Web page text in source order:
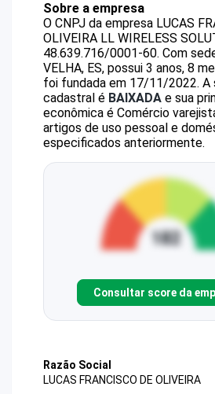
Sobre a empresa
O CNPJ da empresa LUCAS
OLIVEIRA LL WIRELESS
48.639.716/0001-60. Com
VELHA, ES, possui 3 anos, 8
foi fundada em 17/11/2022. A
cadastral é BAIXADA e sua
econômica é Comércio
artigos de uso pessoal e
especificados anteriormente.
Consultar score da
Razão Social
LUCAS FRANCISCO DE OLIVEIRA